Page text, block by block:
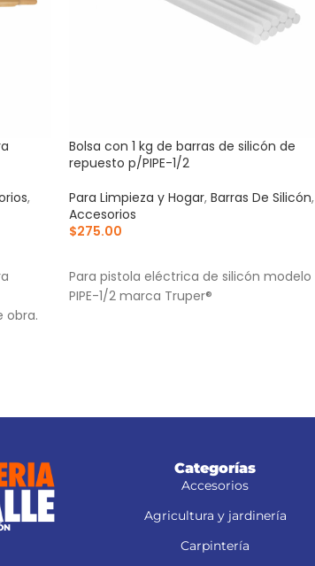
,
obra.
Bolsa con 1 kg de barras de silicón de
repuesto p/PIPE-1/2
Para Limpieza y Hogar, Barras De Silicón,
Accesorios
$275.00
Para pistola eléctrica de silicón modelo
PIPE-1/2 marca Truper®
Categorías
Accesorios
Agricultura y jardinería
Carpintería